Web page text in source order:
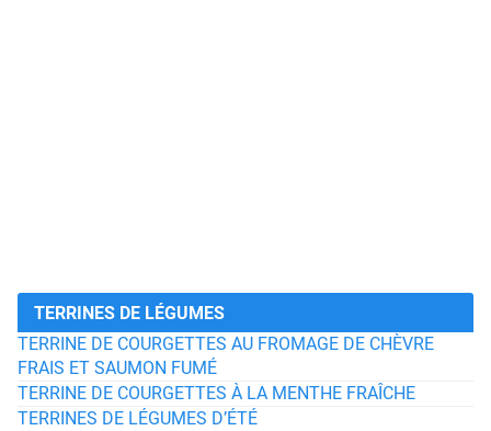
TERRINES DE LÉGUMES
TERRINE DE COURGETTES AU FROMAGE DE CHÈVRE
FRAIS ET SAUMON FUMÉ
TERRINE DE COURGETTES À LA MENTHE FRAÎCHE
TERRINES DE LÉGUMES D’ÉTÉ